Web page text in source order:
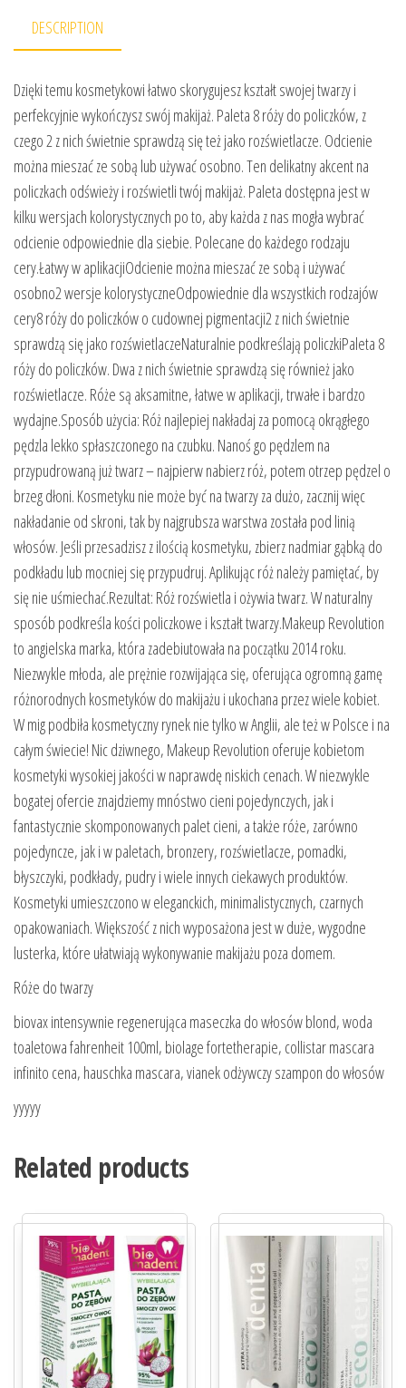
DESCRIPTION
Dzięki temu kosmetykowi łatwo skorygujesz kształt swojej twarzy i
perfekcyjnie wykończysz swój makijaż. Paleta 8 róży do policzków, z
czego 2 z nich świetnie sprawdzą się też jako rozświetlacze. Odcienie
można mieszać ze sobą lub używać osobno. Ten delikatny akcent na
policzkach odświeży i rozświetli twój makijaż. Paleta dostępna jest w
kilku wersjach kolorystycznych po to, aby każda z nas mogła wybrać
odcienie odpowiednie dla siebie. Polecane do każdego rodzaju
cery.Łatwy w aplikacjiOdcienie można mieszać ze sobą i używać
osobno2 wersje kolorystyczneOdpowiednie dla wszystkich rodzajów
cery8 róży do policzków o cudownej pigmentacji2 z nich świetnie
sprawdzą się jako rozświetlaczeNaturalnie podkreślają policzkiPaleta 8
róży do policzków. Dwa z nich świetnie sprawdzą się również jako
rozświetlacze. Róże są aksamitne, łatwe w aplikacji, trwałe i bardzo
wydajne.Sposób użycia: Róż najlepiej nakładaj za pomocą okrągłego
pędzla lekko spłaszczonego na czubku. Nanoś go pędzlem na
przypudrowaną już twarz – najpierw nabierz róż, potem otrzep pędzel o
brzeg dłoni. Kosmetyku nie może być na twarzy za dużo, zacznij więc
nakładanie od skroni, tak by najgrubsza warstwa została pod linią
włosów. Jeśli przesadzisz z ilością kosmetyku, zbierz nadmiar gąbką do
podkładu lub mocniej się przypudruj. Aplikując róż należy pamiętać, by
się nie uśmiechać.Rezultat: Róż rozświetla i ożywia twarz. W naturalny
sposób podkreśla kości policzkowe i kształt twarzy.Makeup Revolution
to angielska marka, która zadebiutowała na początku 2014 roku.
Niezwykle młoda, ale prężnie rozwijająca się, oferująca ogromną gamę
różnorodnych kosmetyków do makijażu i ukochana przez wiele kobiet.
W mig podbiła kosmetyczny rynek nie tylko w Anglii, ale też w Polsce i na
całym świecie! Nic dziwnego, Makeup Revolution oferuje kobietom
kosmetyki wysokiej jakości w naprawdę niskich cenach. W niezwykle
bogatej ofercie znajdziemy mnóstwo cieni pojedynczych, jak i
fantastycznie skomponowanych palet cieni, a także róże, zarówno
pojedyncze, jak i w paletach, bronzery, rozświetlacze, pomadki,
błyszczyki, podkłady, pudry i wiele innych ciekawych produktów.
Kosmetyki umieszczono w eleganckich, minimalistycznych, czarnych
opakowaniach. Większość z nich wyposażona jest w duże, wygodne
lusterka, które ułatwiają wykonywanie makijażu poza domem.
Róże do twarzy
biovax intensywnie regenerująca maseczka do włosów blond, woda
toaletowa fahrenheit 100ml, biolage fortetherapie, collistar mascara
infinito cena, hauschka mascara, vianek odżywczy szampon do włosów
yyyyy
Related products